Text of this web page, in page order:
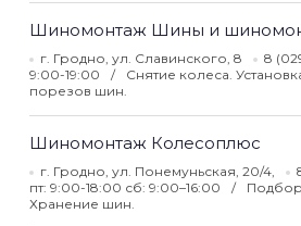
Шиномонтаж Шины и
г. Гродно, ул. Славинского, 8 8
9:00-19:00
Снятие колеса.
порезов шин.
Шиномонтаж Колесоплюс
г. Гродно, ул. Понемуньская, 20/4,
пт: 9:00-18:00 сб: 9:00–16:00
Хранение шин.